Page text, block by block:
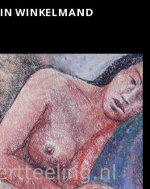
IN WINKELMAND